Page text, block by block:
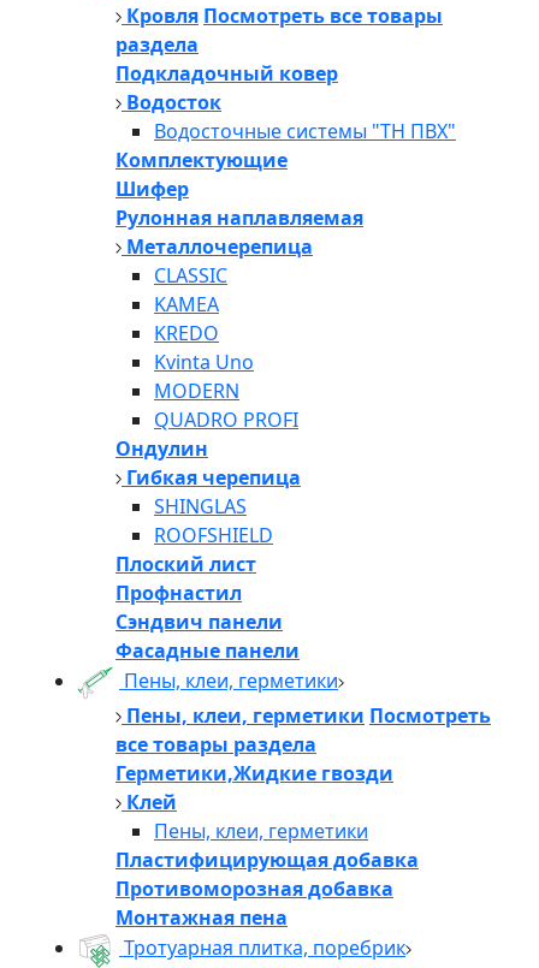
Кровля Посмотреть все товары
раздела
Подкладочный ковер
Водосток
Водосточные системы "ТН ПВХ"
Комплектующие
Шифер
Рулонная наплавляемая
Металлочерепица
CLASSIC
KAMEA
KREDO
Kvinta Uno
MODERN
QUADRO PROFI
Ондулин
Гибкая черепица
SHINGLAS
ROOFSHIELD
Плоский лист
Профнастил
Сэндвич панели
Фасадные панели
Пены, клеи, герметики
Пены, клеи, герметики Посмотреть
все товары раздела
Герметики,Жидкие гвозди
Клей
Пены, клеи, герметики
Пластифицирующая добавка
Противоморозная добавка
Монтажная пена
Тротуарная плитка, поребрик